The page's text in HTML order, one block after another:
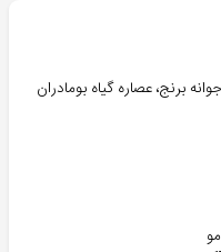
برنج، عصاره گیاه بومادران